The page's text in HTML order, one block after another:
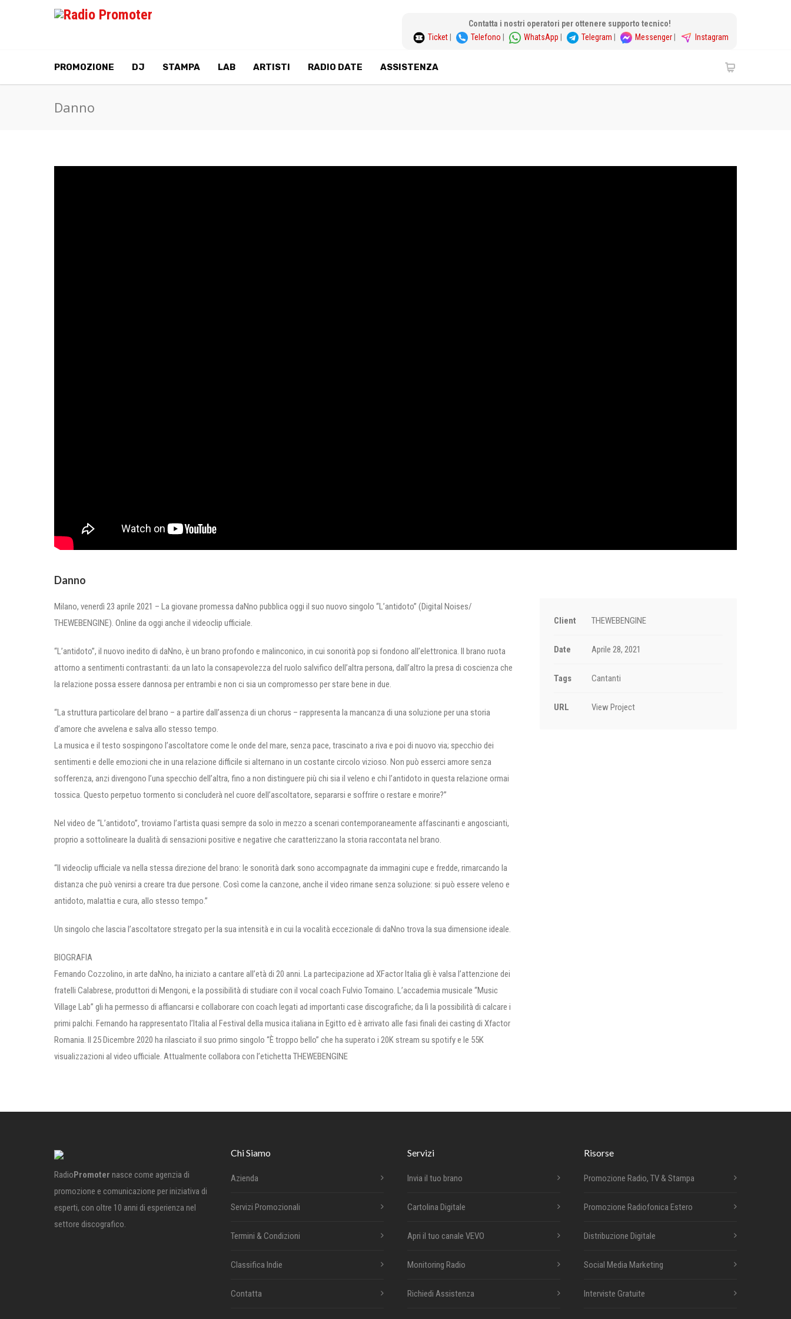
Contatta i nostri operatori per ottenere supporto tecnico!
Ticket
Telefono WhatsApp Telegram Messenger Instagram
PROMOZIONE DJ STAMPA LAB ARTISTI RADIO DATE ASSISTENZA
Danno
Danno
Milano, venerdì 23 aprile 2021 – La giovane promessa daNno pubblica oggi il suo nuovo singolo “L’antidoto” (Digital Noises/
THEWEBENGINE). Online da oggi anche il videoclip ufficiale.
“L’antidoto”, il nuovo inedito di daNno, è un brano profondo e malinconico, in cui sonorità pop si fondono all’elettronica. Il brano ruota
attorno a sentimenti contrastanti: da un lato la consapevolezza del ruolo salvifico dell’altra persona, dall’altro la presa di coscienza che
la relazione possa essere dannosa per entrambi e non ci sia un compromesso per stare bene in due.
“La struttura particolare del brano – a partire dall’assenza di un chorus – rappresenta la mancanza di una soluzione per una storia
d’amore che avvelena e salva allo stesso tempo.
La musica e il testo sospingono l’ascoltatore come le onde del mare, senza pace, trascinato a riva e poi di nuovo via; specchio dei
sentimenti e delle emozioni che in una relazione difficile si alternano in un costante circolo vizioso. Non può esserci amore senza
sofferenza, anzi divengono l’una specchio dell’altra, fino a non distinguere più chi sia il veleno e chi l’antidoto in questa relazione ormai
tossica. Questo perpetuo tormento si concluderà nel cuore dell’ascoltatore, separarsi e soffrire o restare e morire?”
Nel video de “L’antidoto”, troviamo l’artista quasi sempre da solo in mezzo a scenari contemporaneamente affascinanti e angoscianti,
proprio a sottolineare la dualità di sensazioni positive e negative che caratterizzano la storia raccontata nel brano.
“Il videoclip ufficiale va nella stessa direzione del brano: le sonorità dark sono accompagnate da immagini cupe e fredde, rimarcando la
distanza che può venirsi a creare tra due persone. Così come la canzone, anche il video rimane senza soluzione: si può essere veleno e
antidoto, malattia e cura, allo stesso tempo.”
Un singolo che lascia l’ascoltatore stregato per la sua intensità e in cui la vocalità eccezionale di daNno trova la sua dimensione ideale.
BIOGRAFIA
Fernando Cozzolino, in arte daNno, ha iniziato a cantare all’età di 20 anni. La partecipazione ad XFactor Italia gli è valsa l’attenzione dei
fratelli Calabrese, produttori di Mengoni, e la possibilità di studiare con il vocal coach Fulvio Tomaino. L’accademia musicale “Music
Village Lab” gli ha permesso di affiancarsi e collaborare con coach legati ad importanti case discografiche; da lì la possibilità di calcare i
primi palchi. Fernando ha rappresentato l’Italia al Festival della musica italiana in Egitto ed è arrivato alle fasi finali dei casting di Xfactor
Romania. Il 25 Dicembre 2020 ha rilasciato il suo primo singolo “È troppo bello” che ha superato i 20K stream su spotify e le 55K
visualizzazioni al video ufficiale. Attualmente collabora con l’etichetta THEWEBENGINE
Client THEWEBENGINE
Date Aprile 28, 2021
Tags Cantanti
URL View Project
Radio Promoter nasce come agenzia di
promozione e comunicazione per iniziativa di
esperti, con oltre 10 anni di esperienza nel
settore discografico.
Chi Siamo
Azienda
Servizi Promozionali
Termini & Condizioni
Classifica Indie
Contatta
Servizi
Invia il tuo brano
Cartolina Digitale
Apri il tuo canale VEVO
Monitoring Radio
Richiedi Assistenza
Risorse
Promozione Radio, TV & Stampa
Promozione Radiofonica Estero
Distribuzione Digitale
Social Media Marketing
Interviste Gratuite